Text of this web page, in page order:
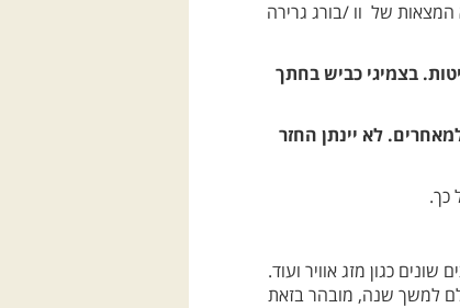
המצאות של וו /בורג גרירה
בצמיגי כביש בחתך
לא יחכו למאחרים. לא יינתן החזר
כך.
כגון מזג אוויר ועוד.
למשך שנה, מובהר בזאת